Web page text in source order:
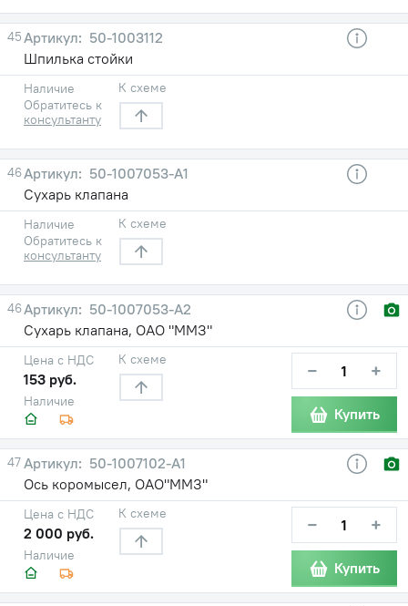
45
50-1003112
Шпилька стойки
Наличие
Обратитесь к
консультанту
К схеме
46
50-1007053-А1
Сухарь клапана
Наличие
Обратитесь к
консультанту
К схеме
46
50-1007053-А2
Сухарь клапана, ОАО "ММЗ"
Наличие
Цена с НДС
153 руб.
К схеме − +
Купить
47
50-1007102-А1
Ось коромысел, ОАО"ММЗ"
Наличие
Цена с НДС
2 000 руб.
К схеме − +
Купить